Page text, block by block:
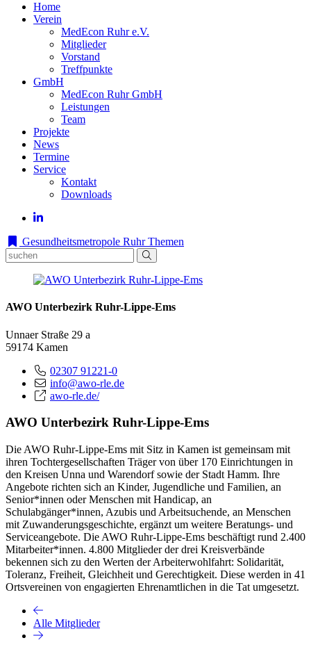
Home
Verein
MedEcon Ruhr e.V.
Mitglieder
Vorstand
Treffpunkte
GmbH
MedEcon Ruhr GmbH
Leistungen
Team
Projekte
News
Termine
Service
Kontakt
Downloads
Gesundheitsmetropole Ruhr Themen
AWO Unterbezirk Ruhr-Lippe-Ems
Unnaer Straße 29 a
59174 Kamen
02307 91221-0
info@awo-rle.de
awo-rle.de/
AWO Unterbezirk Ruhr-Lippe-Ems
Die AWO Ruhr-Lippe-Ems mit Sitz in Kamen ist gemeinsam mit
ihren Tochtergesellschaften Träger von über 170 Einrichtungen in
den Kreisen Unna und Warendorf sowie der Stadt Hamm. Ihre
Angebote richten sich an Kinder, Jugendliche und Familien, an
Senior*innen oder Menschen mit Handicap, an
Schulabgänger*innen, Azubis und Arbeitsuchende, an Menschen
mit Zuwanderungsgeschichte, ergänzt um weitere Beratungs- und
Serviceangebote. Die AWO Ruhr-Lippe-Ems beschäftigt rund 2.400
Mitarbeiter*innen. 4.800 Mitglieder der drei Kreisverbände
bekennen sich zu den Werten der Arbeiterwohlfahrt: Solidarität,
Toleranz, Freiheit, Gleichheit und Gerechtigkeit. Diese werden in 41
Ortsvereinen von engagierten Ehrenamtlichen in die Tat umgesetzt.
Alle Mitglieder